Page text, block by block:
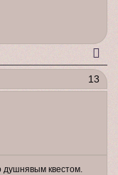
13
душнявым квестом.